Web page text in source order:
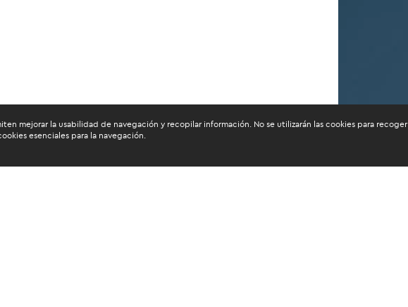
mejorar la usabilidad de navegación y recopilar información. No se utilizarán las cookies para recoger
esenciales para la navegación.